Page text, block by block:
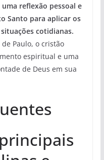
reflexão pessoal e
Santo para aplicar os
cotidianas.
Paulo, o cristão
espiritual e uma
de Deus em sua